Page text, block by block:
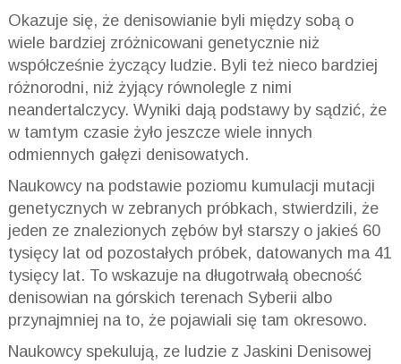
Okazuje się, że denisowianie byli między sobą o
wiele bardziej zróżnicowani genetycznie niż
współcześnie życzący ludzie. Byli też nieco bardziej
różnorodni, niż żyjący równolegle z nimi
neandertalczycy. Wyniki dają podstawy by sądzić, że
w tamtym czasie żyło jeszcze wiele innych
odmiennych gałęzi denisowatych.
Naukowcy na podstawie poziomu kumulacji mutacji
genetycznych w zebranych próbkach, stwierdzili, że
jeden ze znalezionych zębów był starszy o jakieś 60
tysięcy lat od pozostałych próbek, datowanych ma 41
tysięcy lat. To wskazuje na długotrwałą obecność
denisowian na górskich terenach Syberii albo
przynajmniej na to, że pojawiali się tam okresowo.
Naukowcy spekulują, ze ludzie z Jaskini Denisowej